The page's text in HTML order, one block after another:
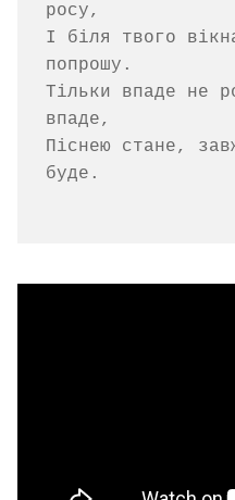
росу,
І біля твого
попрошу.
Тільки впаде не
впаде,
Піснею стане,
буде.